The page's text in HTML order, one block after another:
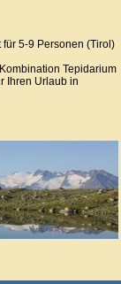
5-9 Personen (Tirol)
Tepidarium
Ihren Urlaub in